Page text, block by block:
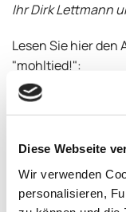
Diese Webseite
Wir verwenden
personalisieren,
Ihr Dirk Lettmann
Lesen Sie hier
"mohltied!":